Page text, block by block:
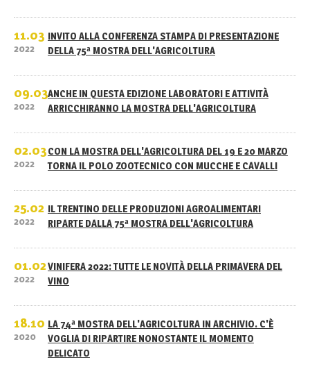
11.03
2022
INVITO ALLA CONFERENZA STAMPA DI PRESENTAZIONE
DELLA 75ª MOSTRA DELL'AGRICOLTURA
09.03
2022
ANCHE IN QUESTA EDIZIONE LABORATORI E ATTIVITÀ
ARRICCHIRANNO LA MOSTRA DELL'AGRICOLTURA
02.03
2022
CON LA MOSTRA DELL'AGRICOLTURA DEL 19 E 20 MARZO
TORNA IL POLO ZOOTECNICO CON MUCCHE E CAVALLI
25.02
2022
IL TRENTINO DELLE PRODUZIONI AGROALIMENTARI
RIPARTE DALLA 75ª MOSTRA DELL'AGRICOLTURA
01.02
2022
VINIFERA 2022: TUTTE LE NOVITÀ DELLA PRIMAVERA DEL
VINO
18.10
2020
LA 74ª MOSTRA DELL'AGRICOLTURA IN ARCHIVIO. C'È
VOGLIA DI RIPARTIRE NONOSTANTE IL MOMENTO
DELICATO